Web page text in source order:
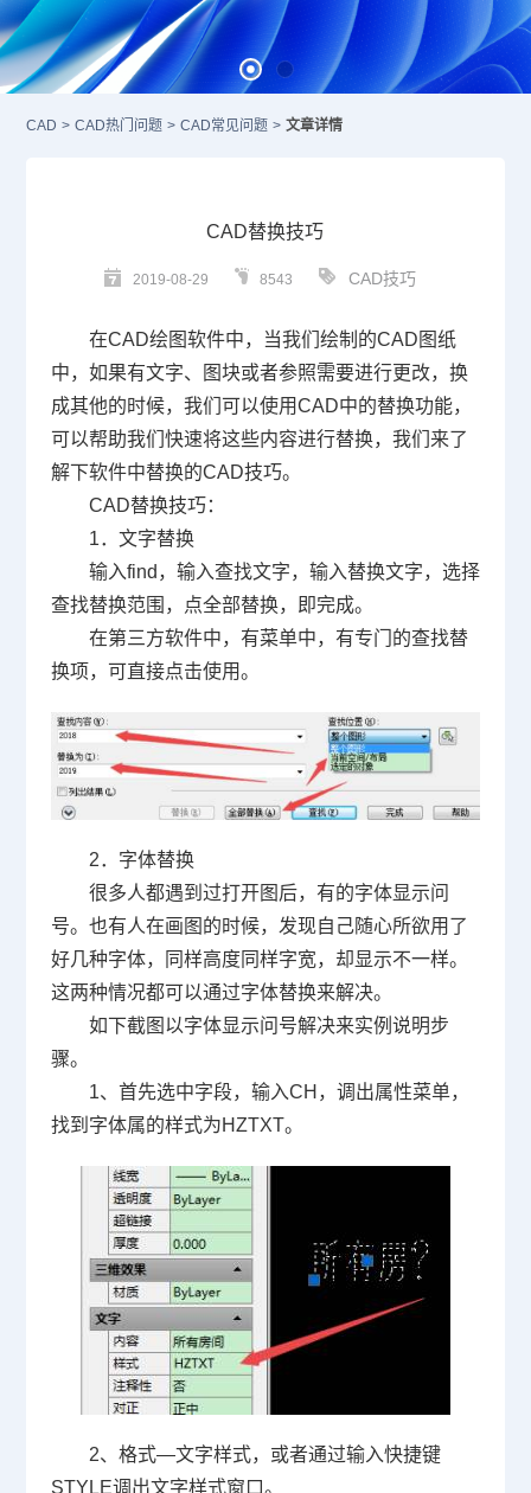
CAD > CAD热门问题 > CAD常见问题 > 文章详情
CAD替换技巧
2019-08-29 8543 CAD技巧
在CAD绘图软件中，当我们绘制的CAD 图纸
中，如果有文字、图块或者参照需要进行更改，换
成其他的时候，我们可以使用CAD中的替换功能，
可以帮助我们快速将这些内容进行替换，我们来了
解下软件中替换的CAD技巧。
CAD替换技巧：
1．文字替换
输入find ，输入查找文字，输入替换文字，选择
查找替换范围，点全部替换，即完成。
在第三方软件中，有菜单中，有专门的查找替
换项，可直接点击使用。
2．字体替换
很多人都遇到过打开图后，有的字体显示问
号。也有人在画图的时候，发现自己随心所欲用了
好几种字体，同样高度同样字宽，却显示不一样。
这两种情况都可以通过字体替换来解决。
如下截图以字体显示问号解决来实例说明步
骤。
1、首先选中字段，输入CH ，调出属性菜单，
找到字体属的样式为HZTXT。
2、格式—文字样式，或者通过输入快捷键
STYLE调出文字样式窗口。